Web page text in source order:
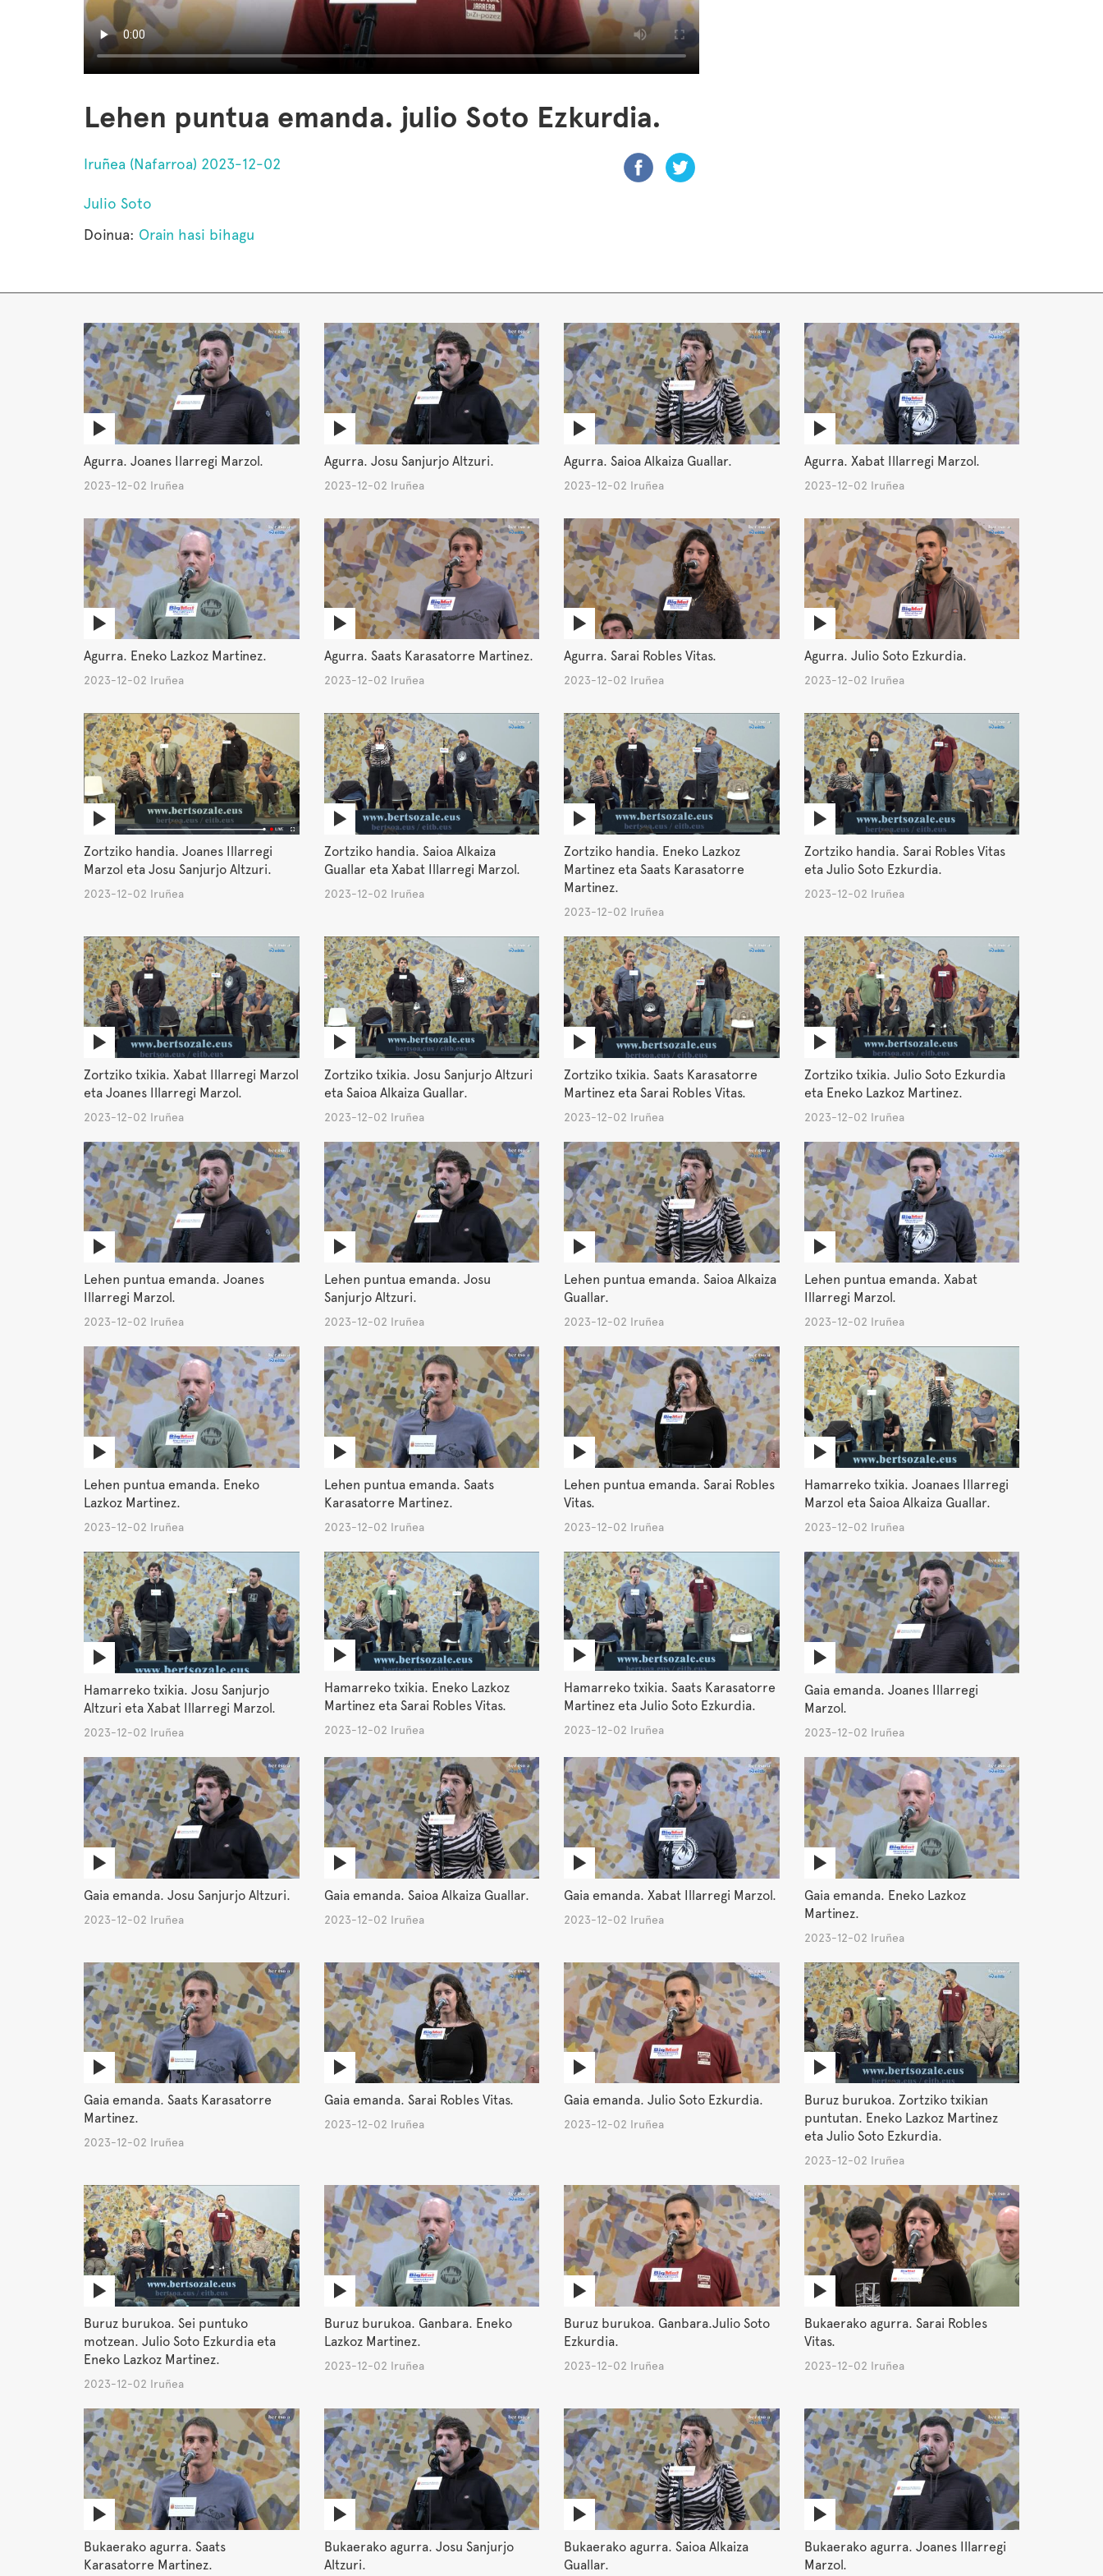
Lehen puntua emanda. julio Soto Ezkurdia.
Iruñea (Nafarroa) 2023-12-02
Julio Soto
Doinua: Orain hasi bihagu
Agurra. Joanes Ilarregi Marzol.
2023-12-02 Iruñea
Agurra. Josu Sanjurjo Altzuri.
2023-12-02 Iruñea
Agurra. Saioa Alkaiza Guallar.
2023-12-02 Iruñea
Agurra. Xabat Illarregi Marzol.
2023-12-02 Iruñea
Agurra. Eneko Lazkoz Martinez.
2023-12-02 Iruñea
Agurra. Saats Karasatorre Martinez.
2023-12-02 Iruñea
Agurra. Sarai Robles Vitas.
2023-12-02 Iruñea
Agurra. Julio Soto Ezkurdia.
2023-12-02 Iruñea
Zortziko handia. Joanes Illarregi
Marzol eta Josu Sanjurjo Altzuri.
2023-12-02 Iruñea
Zortziko handia. Saioa Alkaiza
Guallar eta Xabat Illarregi Marzol.
2023-12-02 Iruñea
Zortziko handia. Eneko Lazkoz
Martinez eta Saats Karasatorre
Martinez.
2023-12-02 Iruñea
Zortziko handia. Sarai Robles Vitas
eta Julio Soto Ezkurdia.
2023-12-02 Iruñea
Zortziko txikia. Xabat Illarregi Marzol
eta Joanes Illarregi Marzol.
2023-12-02 Iruñea
Zortziko txikia. Josu Sanjurjo Altzuri
eta Saioa Alkaiza Guallar.
2023-12-02 Iruñea
Zortziko txikia. Saats Karasatorre
Martinez eta Sarai Robles Vitas.
2023-12-02 Iruñea
Zortziko txikia. Julio Soto Ezkurdia
eta Eneko Lazkoz Martinez.
2023-12-02 Iruñea
Lehen puntua emanda. Joanes
Illarregi Marzol.
2023-12-02 Iruñea
Lehen puntua emanda. Josu
Sanjurjo Altzuri.
2023-12-02 Iruñea
Lehen puntua emanda. Saioa Alkaiza
Guallar.
2023-12-02 Iruñea
Lehen puntua emanda. Xabat
Illarregi Marzol.
2023-12-02 Iruñea
Lehen puntua emanda. Eneko
Lazkoz Martinez.
2023-12-02 Iruñea
Lehen puntua emanda. Saats
Karasatorre Martinez.
2023-12-02 Iruñea
Lehen puntua emanda. Sarai Robles
Vitas.
2023-12-02 Iruñea
Hamarreko txikia. Joanaes Illarregi
Marzol eta Saioa Alkaiza Guallar.
2023-12-02 Iruñea
Hamarreko txikia. Josu Sanjurjo
Altzuri eta Xabat Illarregi Marzol.
2023-12-02 Iruñea
Hamarreko txikia. Eneko Lazkoz
Martinez eta Sarai Robles Vitas.
2023-12-02 Iruñea
Hamarreko txikia. Saats Karasatorre
Martinez eta Julio Soto Ezkurdia.
2023-12-02 Iruñea
Gaia emanda. Joanes Illarregi
Marzol.
2023-12-02 Iruñea
Gaia emanda. Josu Sanjurjo Altzuri.
2023-12-02 Iruñea
Gaia emanda. Saioa Alkaiza Guallar.
2023-12-02 Iruñea
Gaia emanda. Xabat Illarregi Marzol.
2023-12-02 Iruñea
Gaia emanda. Eneko Lazkoz
Martinez.
2023-12-02 Iruñea
Gaia emanda. Saats Karasatorre
Martinez.
2023-12-02 Iruñea
Gaia emanda. Sarai Robles Vitas.
2023-12-02 Iruñea
Gaia emanda. Julio Soto Ezkurdia.
2023-12-02 Iruñea
Buruz burukoa. Zortziko txikian
puntutan. Eneko Lazkoz Martinez
eta Julio Soto Ezkurdia.
2023-12-02 Iruñea
Buruz burukoa. Sei puntuko
motzean. Julio Soto Ezkurdia eta
Eneko Lazkoz Martinez.
2023-12-02 Iruñea
Buruz burukoa. Ganbara. Eneko
Lazkoz Martinez.
2023-12-02 Iruñea
Buruz burukoa. Ganbara.Julio Soto
Ezkurdia.
2023-12-02 Iruñea
Bukaerako agurra. Sarai Robles
Vitas.
2023-12-02 Iruñea
Bukaerako agurra. Saats
Karasatorre Martinez.
Bukaerako agurra. Josu Sanjurjo
Altzuri.
Bukaerako agurra. Saioa Alkaiza
Guallar.
Bukaerako agurra. Joanes Illarregi
Marzol.